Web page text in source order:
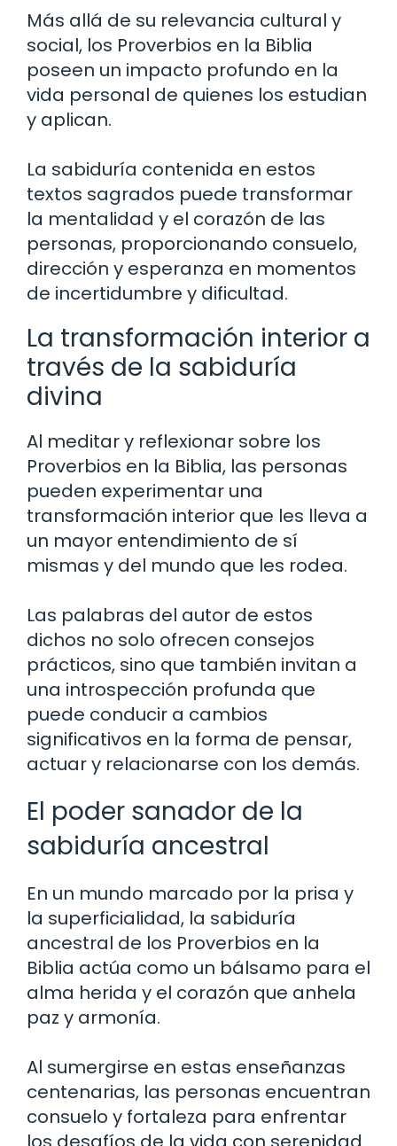
Más allá de su relevancia cultural y
social, los Proverbios en la Biblia
poseen un impacto profundo en la
vida personal de quienes los estudian
y aplican.
La sabiduría contenida en estos
textos sagrados puede transformar
la mentalidad y el corazón de las
personas, proporcionando consuelo,
dirección y esperanza en momentos
de incertidumbre y dificultad.
La transformación interior a
través de la sabiduría
divina
Al meditar y reflexionar sobre los
Proverbios en la Biblia, las personas
pueden experimentar una
transformación interior que les lleva a
un mayor entendimiento de sí
mismas y del mundo que les rodea.
Las palabras del autor de estos
dichos no solo ofrecen consejos
prácticos, sino que también invitan a
una introspección profunda que
puede conducir a cambios
significativos en la forma de pensar,
actuar y relacionarse con los demás.
El poder sanador de la
sabiduría ancestral
En un mundo marcado por la prisa y
la superficialidad, la sabiduría
ancestral de los Proverbios en la
Biblia actúa como un bálsamo para el
alma herida y el corazón que anhela
paz y armonía.
Al sumergirse en estas enseñanzas
centenarias, las personas encuentran
consuelo y fortaleza para enfrentar